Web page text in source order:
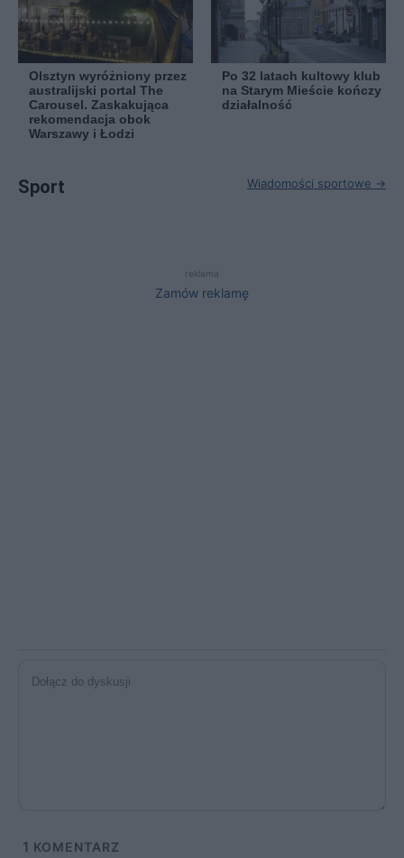
Olsztyn wyróżniony przez
australijski portal The
Carousel. Zaskakująca
rekomendacja obok
Warszawy i Łodzi
Po 32 latach kultowy klub
na Starym Mieście kończy
działalność
Sport Wiadomości sportowe →
reklama
Zamów reklamę
1 KOMENTARZ